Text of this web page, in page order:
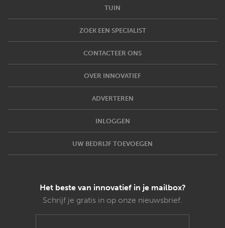
TUIN
ZOEK EEN SPECIALIST
CONTACTEER ONS
OVER INNOVATIEF
ADVERTEREN
INLOGGEN
UW BEDRIJF TOEVOEGEN
Het beste van innovatief in je mailbox?
Schrijf je gratis in op onze nieuwsbrief.